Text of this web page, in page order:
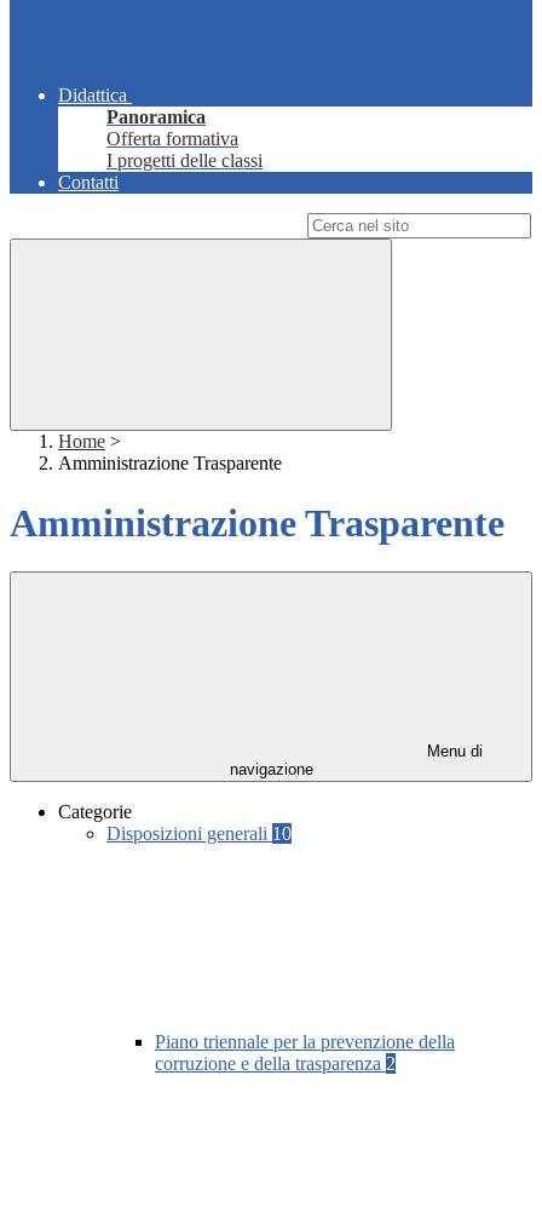
Didattica
Panoramica
Offerta formativa
I progetti delle classi
Contatti
Home >
Amministrazione Trasparente
Amministrazione Trasparente
Menu di
navigazione
Categorie
Disposizioni generali 10
Piano triennale per la prevenzione della
corruzione e della trasparenza 2